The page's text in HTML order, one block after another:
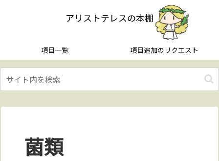
アリストテレスの本棚
項目一覧 項目追加のリクエスト
菌類